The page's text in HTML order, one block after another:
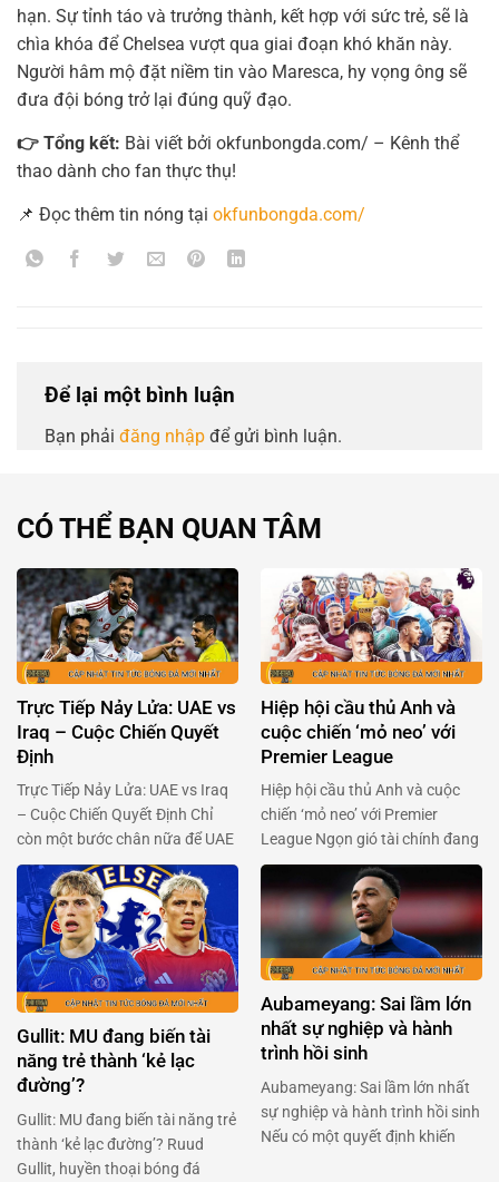
hạn. Sự tỉnh táo và trưởng thành, kết hợp với sức trẻ, sẽ là
chìa khóa để Chelsea vượt qua giai đoạn khó khăn này.
Người hâm mộ đặt niềm tin vào Maresca, hy vọng ông sẽ
đưa đội bóng trở lại đúng quỹ đạo.
👉 Tổng kết: Bài viết bởi okfunbongda.com/ – Kênh thể
thao dành cho fan thực thụ!
📌 Đọc thêm tin nóng tại okfunbongda.com/
Để lại một bình luận
Bạn phải đăng nhập để gửi bình luận.
CÓ THỂ BẠN QUAN TÂM
Trực Tiếp Nảy Lửa: UAE vs
Iraq – Cuộc Chiến Quyết
Định
Trực Tiếp Nảy Lửa: UAE vs Iraq
– Cuộc Chiến Quyết Định Chỉ
còn một bước chân nữa để UAE
và Iraq chạm tay vào giấc mơ
World Cup đang chờ đợi phía
trước. Hai đội bóng đầy khao
khát này sẽ đụng độ nhau trong
trận chiến không khoan nhượng
vào 23h00 ngày 13/11. …
Hiệp hội cầu thủ Anh và
cuộc chiến ‘mỏ neo’ với
Premier League
Hiệp hội cầu thủ Anh và cuộc
chiến ‘mỏ neo’ với Premier
League Ngọn gió tài chính đang
thổi mạnh qua Premier League,
khi Hiệp hội cầu thủ chuyên
nghiệp Anh (PFA) sẵn sàng ‘xắn
tay áo’ đối đầu với ban tổ chức
giải đấu. Trong bối cảnh Premier
League chuẩn bị thông qua một
…
Gullit: MU đang biến tài
năng trẻ thành ‘kẻ lạc
đường’?
Gullit: MU đang biến tài năng trẻ
thành ‘kẻ lạc đường’? Ruud
Gullit, huyền thoại bóng đá
Aubameyang: Sai lầm lớn
nhất sự nghiệp và hành
trình hồi sinh
Aubameyang: Sai lầm lớn nhất
sự nghiệp và hành trình hồi sinh
Nếu có một quyết định khiến